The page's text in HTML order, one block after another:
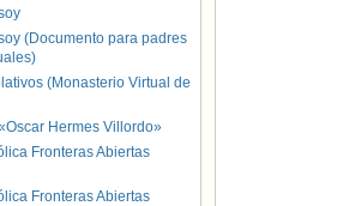
(Documento para padres
(Monasterio Virtual de
Hermes Villordo»
Fronteras Abiertas
Fronteras Abiertas